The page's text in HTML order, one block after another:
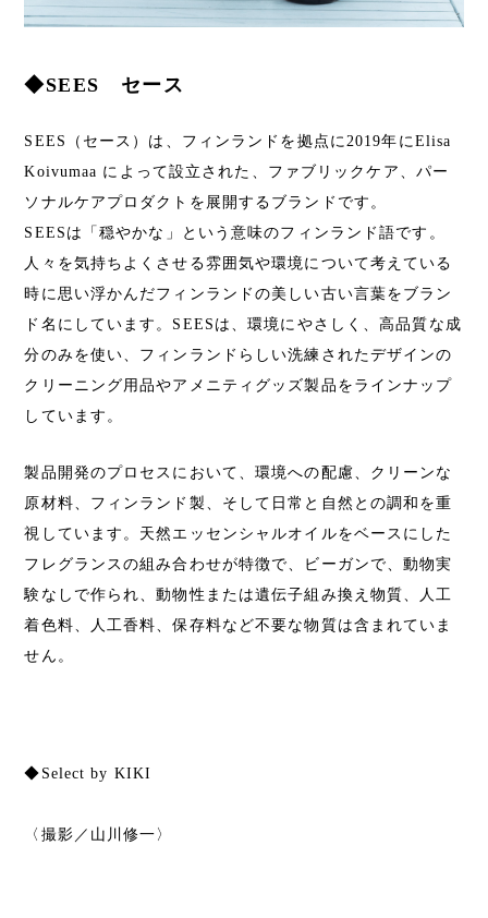
◆SEES セース
SEES（セース）は、フィンランドを拠点に2019年にElisa
Koivumaa によって設立された、ファブリックケア、パー
ソナルケアプロダクトを展開するブランドです。
SEESは「穏やかな」という意味のフィンランド語です。
人々を気持ちよくさせる雰囲気や環境について考えている
時に思い浮かんだフィンランドの美しい古い言葉をブラン
ド名にしています。SEESは、環境にやさしく、高品質な成
分のみを使い、フィンランドらしい洗練されたデザインの
クリーニング用品やアメニティグッズ製品をラインナップ
しています。
製品開発のプロセスにおいて、環境への配慮、クリーンな
原材料、フィンランド製、そして日常と自然との調和を重
視しています。天然エッセンシャルオイルをベースにした
フレグランスの組み合わせが特徴で、ビーガンで、動物実
験なしで作られ、動物性または遺伝子組み換え物質、人工
着色料、人工香料、保存料など不要な物質は含まれていま
せん。
◆Select by KIKI
〈撮影／山川修一〉